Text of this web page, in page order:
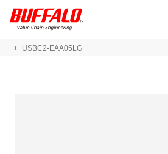
USBC2-EAA05LG